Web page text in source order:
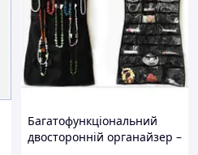
Багатофункціональний
двосторонній органайзер –